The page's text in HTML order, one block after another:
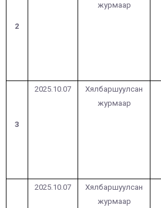
2
журмаар
3
2025.10.07
Хялбаршуулсан
журмаар
2025.10.07
Хялбаршуулсан
журмаар